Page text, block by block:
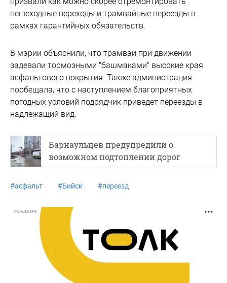
пешеходные переходы и трамвайные переезды в
рамках гарантийных обязательств.
В мэрии объяснили, что трамваи при движении
задевали тормозными "башмаками" высокие края
асфальтового покрытия. Также администрация
пообещала, что с наступлением благоприятных
погодных условий подрядчик приведет переезды в
надлежащий вид.
Барнаульцев предупредили о
возможном подтоплении дорог
#асфальт #Бийск #переезд
РЕКЛАМА